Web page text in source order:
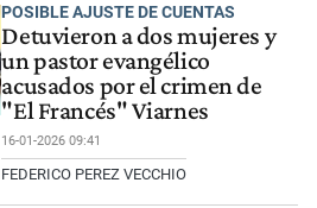
POSIBLE AJUSTE DE CUENTAS
Detuvieron a dos mujeres y
un pastor evangélico
acusados por el crimen de
"El Francés" Viarnes
16-01-2026 09:41
FEDERICO PEREZ VECCHIO